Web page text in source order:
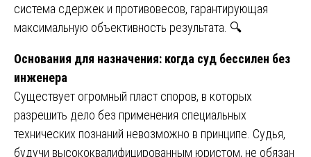
система сдержек и противовесов, гарантирующая
максимальную объективность результата. 🔍
Основания для назначения: когда суд бессилен без
инженера
Существует огромный пласт споров, в которых
разрешить дело без применения специальных
технических познаний невозможно в принципе. Судья,
будучи высококвалифицированным юристом, не обязан